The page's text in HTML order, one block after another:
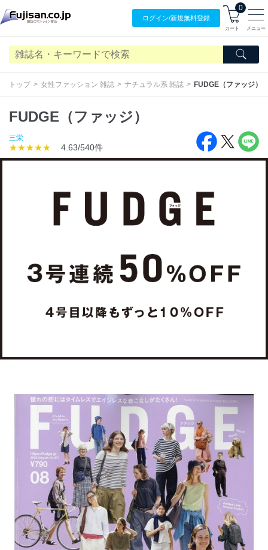
ログイン/新規無料登録
0
カート メニュー
トップ 女性ファッション 雑誌 ナチュラル系 雑誌 FUDGE（ファッジ）
FUDGE（ファッジ）
三栄
★★★★★ 4.63/540件